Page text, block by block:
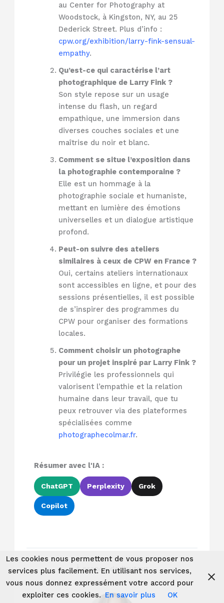
au Center for Photography at
Woodstock, à Kingston, NY, au 25
Dederick Street. Plus d’info :
cpw.org/exhibition/larry-fink-sensual-
empathy.
Qu’est-ce qui caractérise l’art
photographique de Larry Fink ?
Son style repose sur un usage
intense du flash, un regard
empathique, une immersion dans
diverses couches sociales et une
maîtrise du noir et blanc.
Comment se situe l’exposition dans
la photographie contemporaine ?
Elle est un hommage à la
photographie sociale et humaniste,
mettant en lumière des émotions
universelles et un dialogue artistique
profond.
Peut-on suivre des ateliers
similaires à ceux de CPW en France ?
Oui, certains ateliers internationaux
sont accessibles en ligne, et pour des
sessions présentielles, il est possible
de s’inspirer des programmes du
CPW pour organiser des formations
locales.
Comment choisir un photographe
pour un projet inspiré par Larry Fink ?
Privilégie les professionnels qui
valorisent l’empathie et la relation
humaine dans leur travail, que tu
peux retrouver via des plateformes
spécialisées comme
photographecolmar.fr.
Résumer avec l'IA :
ChatGPT Perplexity Grok
Copilot
À propos de l'auteur
Les cookies nous permettent de vous proposer nos
services plus facilement. En utilisant nos services,
vous nous donnez expressément votre accord pour
exploiter ces cookies. En savoir plus OK